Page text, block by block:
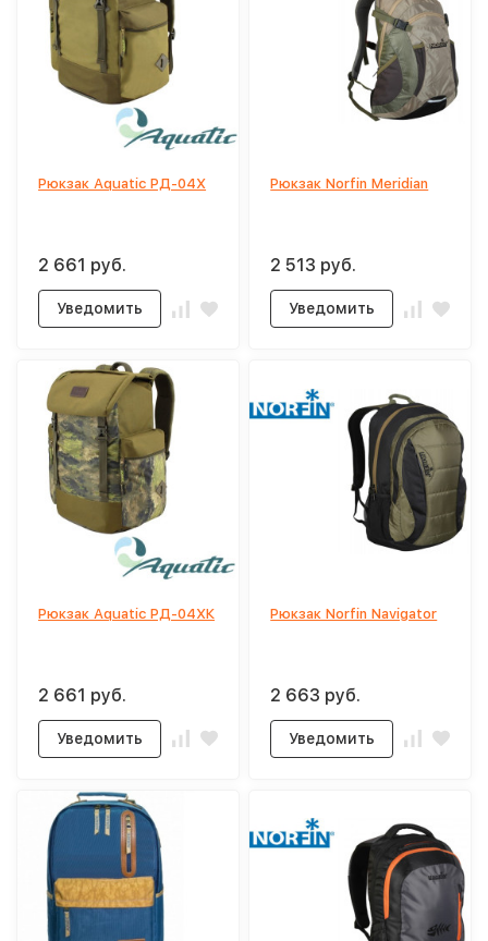
Рюкзак Aquatic РД-04Х
2 661 руб.
Уведомить
Рюкзак Norfin Meridian
2 513 руб.
Уведомить
Рюкзак Aquatic РД-04ХК
2 661 руб.
Уведомить
Рюкзак Norfin Navigator
2 663 руб.
Уведомить